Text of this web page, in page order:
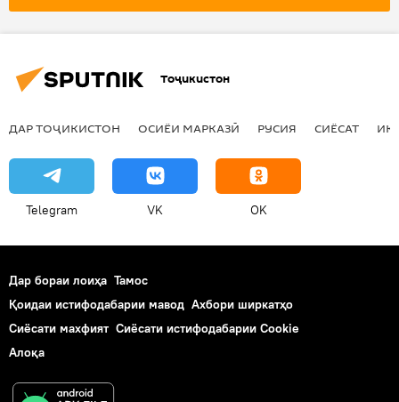
амалиёти вижа
Сиёсат
вазорати хориҷаи Русия
Тоҷикистон
ДАР ТОҶИКИСТОН ОСИЁИ МАРКАЗӢ РУСИЯ СИЁСАТ
Telegram VK OK
Дар бораи лоиҳа Тамос
Қоидаи истифодабарии мавод Ахбори ширкатҳо
Сиёсати махфият Сиёсати истифодабарии Cookie
Алоқа